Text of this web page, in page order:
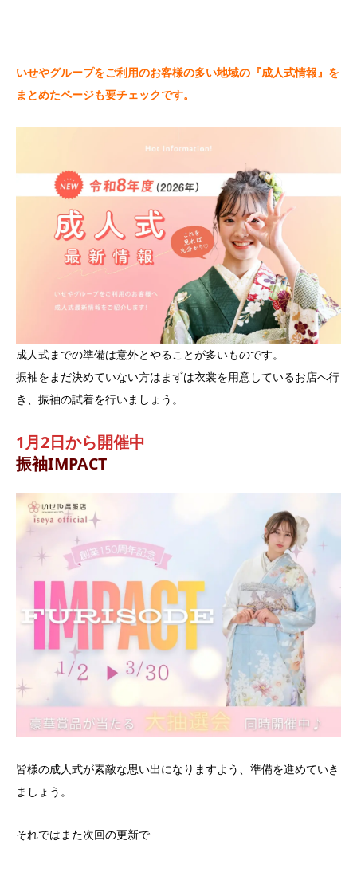
いせやグループをご利用のお客様の多い地域の『成人式情報』を
まとめたページも要チェックです。
成人式までの準備は意外とやることが多いものです。
振袖をまだ決めていない方はまずは衣裳を用意しているお店へ行
き、振袖の試着を行いましょう。
1月2日から開催中
振袖IMPACT
皆様の成人式が素敵な思い出になりますよう、準備を進めていき
ましょう。
それではまた次回の更新で